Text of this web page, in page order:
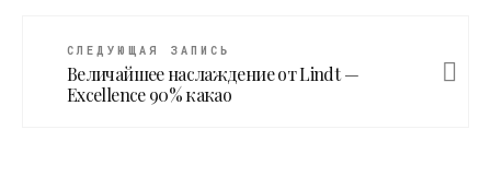
СЛЕДУЮЩАЯ ЗАПИСЬ
Величайшее наслаждение от Lindt —
Excellence 90% какао